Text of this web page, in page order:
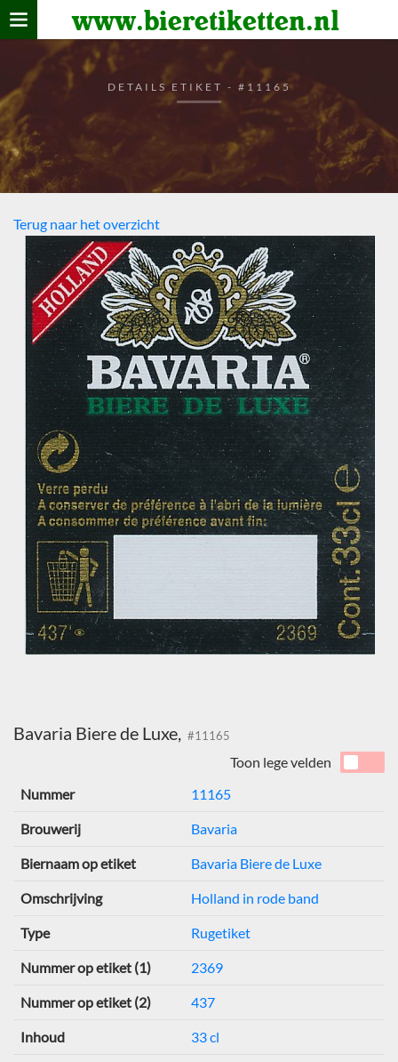
www.bieretiketten.nl
Home
verzamelen
De bierkaart
Bezoekers
DETAILS ETIKET - #11165
Terug naar het overzicht
Bavaria Biere de Luxe, #11165
Toon lege velden
Nummer
11165
Brouwerij Bavaria
Biernaam op etiket Bavaria Biere de Luxe
Omschrijving Holland in rode band
Type Rugetiket
Nummer op etiket (1) 2369
Nummer op etiket (2) 437
Inhoud 33 cl